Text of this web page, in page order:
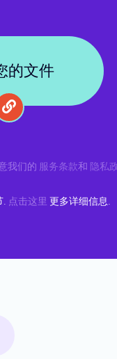
的文件
我们的 服务条款和 隐私
点击这里 更多详细信息.